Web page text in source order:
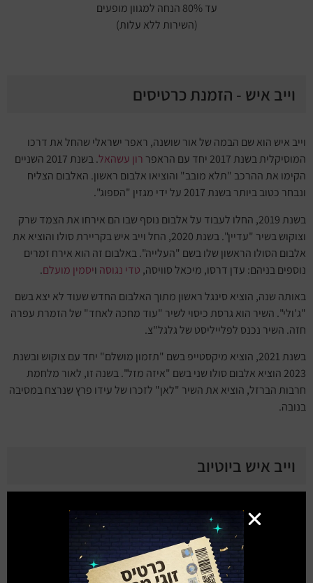
עד 80% הנחה למגוון מופעים
(השירות ללא עלות)
וייב איש - הזמנת כרטיסים
וייב איש הוא שם הבמה של אור שושנה, ראפר ישראלי שהחל את דרכו
המוסיקלית בשנת 2017 יחד עם הראפר
רון עשהאל
. בשנת 2017 השניים
הקימו את ההרכב "תלא מובב" והוציאו אלבום ראשון. האלבום הצליח
ונבחר כטוב ביותר בשנת 2017 על ידי מגזין "הספוג".
בשנת 2019, החלו לעבוד על אלבום נוסף שבו הם אירחו את הצמד שרק
וצוקוש בשיר "עדיין". בשנת 2020, החל וייב איש בקריירת סולו והוציא את
אלבום הסולו הראשון שלו בשם "העלייה". באלבום זה הוא אירח זמרים
נוספים בניהם: עדן דרסו, מיכאל סוויסה, טדי נגוסה ויסמין מועלם.
באותה שנה, הוציא סינגל ראשון מתוך האלבום החדש שעוד לא יצא בשם
"ג'ולי". השיר הוא גרסת כיסוי לשיר "עוד מחכה לאחד" של הזמרת עפרה
חזה. השיר נכנס לפלייליסט של גלגל"צ.
בשנת 2021, הוציא מיקסטייפ בשם "תזמון מושלם" יחד עם צוקוש ובשנת
2023 הוציא אלבום סולו שני בשם "איזה מזל". בשנה זו, לאור מלחמת
חרבות הברזל, הוציא את השיר "לאן" לזכרו של עידו פרץ שנרצח במסיבה
בנובה.
וייב איש ביוטיוב